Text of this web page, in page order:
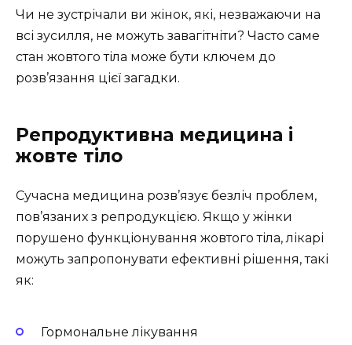
Чи не зустрічали ви жінок, які, незважаючи на
всі зусилля, не можуть завагітніти? Часто саме
стан жовтого тіла може бути ключем до
розв’язання цієї загадки.
Репродуктивна медицина і
жовте тіло
Сучасна медицина розв’язує безліч проблем,
пов’язаних з репродукцією. Якщо у жінки
порушено функціонування жовтого тіла, лікарі
можуть запропонувати ефективні рішення, такі
як:
Гормональне лікування